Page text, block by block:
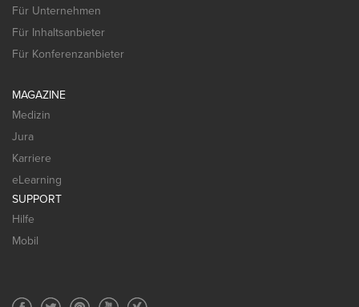
Für Unternehmen
Für Inhaltsanbieter
Für Konferenzanbieter
MAGAZINE
Medizin
Jura
Karriere
eLearning
SUPPORT
Hilfe
Mobil